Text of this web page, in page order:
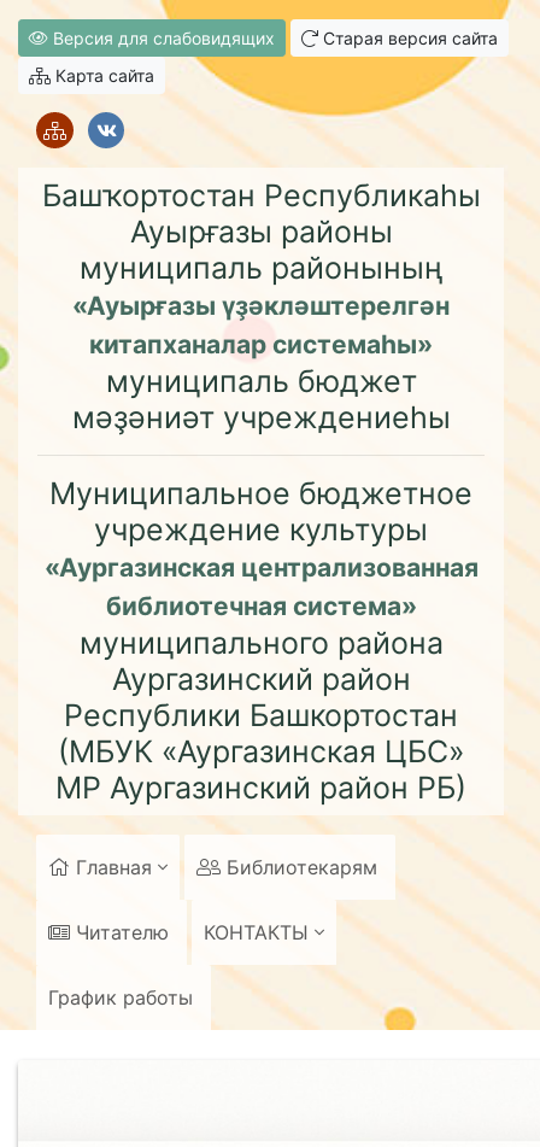
Версия для слабовидящих
Старая версия сайта
Карта сайта
Башҡортостан Республикаһы
Ауырғазы районы
муниципаль районының
«Ауырғазы үҙәкләштерелгән
китапханалар системаһы»
муниципаль бюджет
мәҙәниәт учреждениеһы
Муниципальное бюджетное
учреждение культуры
«Аургазинская централизованная
библиотечная система»
муниципального района
Аургазинский район
Республики Башкортостан
(МБУК «Аургазинская ЦБС»
МР Аургазинский район РБ)
Главная Библиотекарям
Читателю КОНТАКТЫ
График работы